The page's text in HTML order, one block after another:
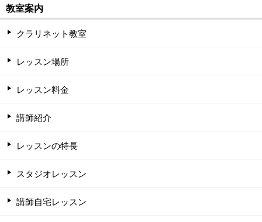
教室案内
クラリネット教室
レッスン場所
レッスン料金
講師紹介
レッスンの特長
スタジオレッスン
講師自宅レッスン